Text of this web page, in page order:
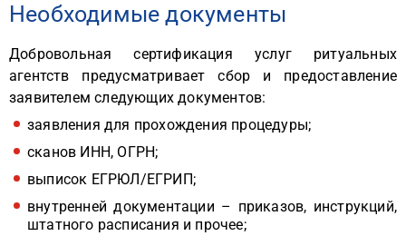
Необходимые документы
Добровольная сертификация услуг ритуальных
агентств предусматривает сбор и предоставление
заявителем следующих документов:
заявления для прохождения процедуры;
сканов ИНН, ОГРН;
выписок ЕГРЮЛ/ЕГРИП;
внутренней документации – приказов, инструкций,
штатного расписания и прочее;